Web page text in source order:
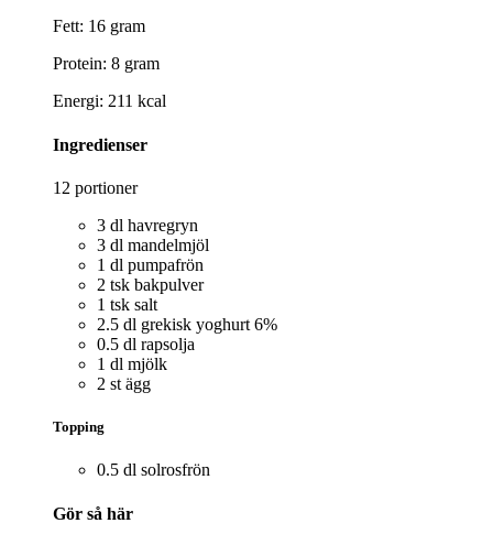
Fett: 16 gram
Protein: 8 gram
Energi: 211 kcal
Ingredienser
12 portioner
3 dl havregryn
3 dl mandelmjöl
1 dl pumpafrön
2 tsk bakpulver
1 tsk salt
2.5 dl grekisk yoghurt 6%
0.5 dl rapsolja
1 dl mjölk
2 st ägg
Topping
0.5 dl solrosfrön
Gör så här